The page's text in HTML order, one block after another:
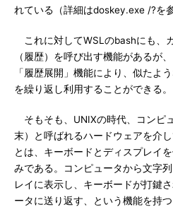
れている（詳細はdoskey.exe /?を
これに対してWSLのbashにも、
（履歴）を呼び出す機能があるが
「履歴展開」機能により、似たよ
を繰り返し利用することができる。
そもそも、UNIXの時代、コンピ
末）と呼ばれるハードウェアを介
とは、キーボードとディスプレイ
みである。コンピュータから文字
レイに表示し、キーボードが打鍵
ータに送り返す、という機能を持